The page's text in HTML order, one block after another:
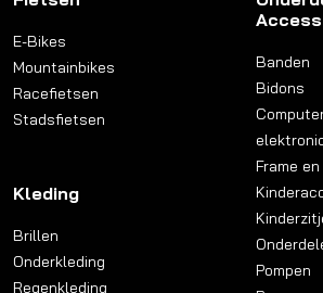
E-Bikes
Mountainbikes
Racefietsen
Stadsfietsen
Kleding
Brillen
Onderkleding
Regenkleding
Banden
Bidons
Frame
Pompen